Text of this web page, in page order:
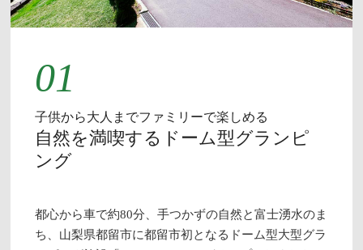
01
子供から大人までファミリーで楽しめる
自然を満喫するドーム型グランピ
ング
都心から車で約80分、手つかずの自然と富士湧水のま
ち、山梨県都留市に都留市初となるドーム型大型グラ